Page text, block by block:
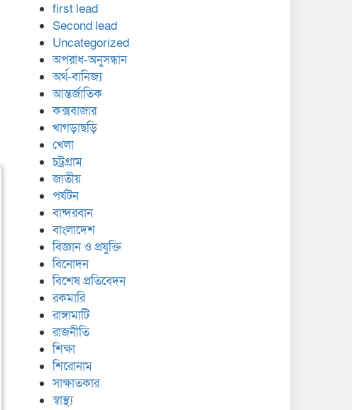
first lead
Second lead
Uncategorized
অপরাধ-অনুসন্ধান
অর্থ-বানিজ্য
আন্তর্জাতিক
কক্সবাজার
খাগড়াছড়ি
খেলা
চট্রগ্রাম
জাতীয়
পর্যটন
বান্দরবান
বাংলাদেশ
বিজ্ঞান ও প্রযুক্তি
বিনোদন
বিশেষ প্রতিবেদন
রকমারি
রাঙ্গামাটি
রাজনীতি
শিক্ষা
শিরোনাম
সাক্ষাতকার
স্বাস্থ্য